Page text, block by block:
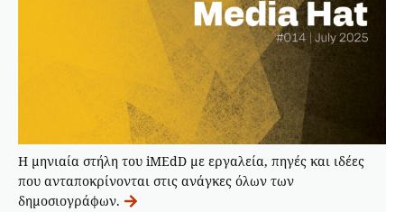
Η μηνιαία στήλη του iMEdD με εργαλεία, πηγές και ιδέες
που ανταποκρίνονται στις ανάγκες όλων των
δημοσιογράφων.